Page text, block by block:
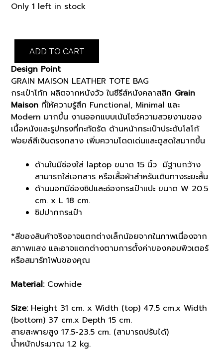
Only 1 left in stock
NAVY
GRAIN
MAISON
LEATHER
TOTE
BAG
(K8103303)
quantity
ADD TO CART
Design Point
GRAIN MAISON LEATHER TOTE BAG
กระเป๋าโท้ท ผลิตจากหนังวัว ในซีรีส์หนังคลาสสิก Grain
Maison ที่ให้ความรู้สึก Functional, Minimal และ
Modern มากขึ้น งานออกแบบเน้นโชว์ความสวยงามของ
เนื้อหนังและรูปทรงที่กะทัดรัด ด้านหน้ากระเป๋าประดับโลโก้
ฟอยล์สีเงินตรงกลาง เพิ่มความโดดเด่นและดูสดใสมากขึ้น
ด้านในมีช่องใส่ laptop ขนาด 15 นิ้ว มีฐานกว้าง
สามารถใส่เอกสาร หรือเสื้อผ้าสำหรับเดินทางระยะสั้น
ด้านนอกมีช่องซิปและช่องกระเป๋าแปะ ขนาด W 20.5
cm. x L 18 cm.
ซิปปากกระเป๋า
*สีของสินค้าจริงอาจแตกต่างเล็กน้อยจากในภาพเนื่องจาก
สภาพแสง และอาจแตกต่างตามการตั้งค่าของคอมพิวเตอร์
หรือสมาร์ทโฟนของคุณ
Material:Cowhide
Size:Height 31 cm. x Width (top) 47.5 cm.x Width
(bottom) 37 cm.x Depth 15 cm.
สายสะพายสูง 17.5-23.5 cm. (สามารถปรับได้)
น้ำหนักประมาณ 1.2 kg.